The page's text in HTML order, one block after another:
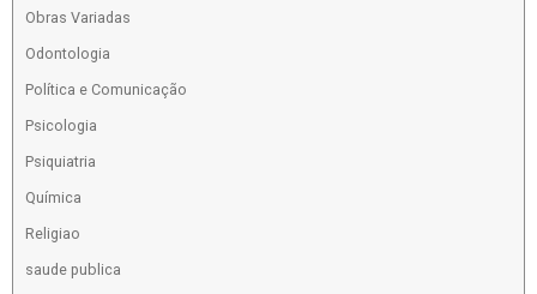
Obras Variadas
Odontologia
Política e Comunicação
Psicologia
Psiquiatria
Química
Religiao
saude publica